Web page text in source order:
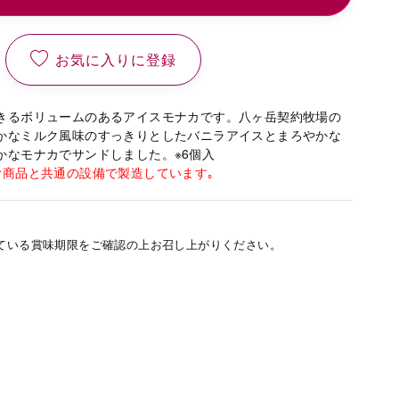
お気に入りに登録
るボリュームのあるアイスモナカです。八ヶ岳契約牧場の
なミルク風味のすっきりとしたバニラアイスとまろやかな
なモナカでサンドしました。※6個入
品と共通の設備で製造しています｡
る賞味期限をご確認の上お召し上がりください。